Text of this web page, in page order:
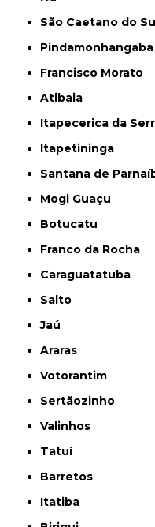
São Caetano do Sul
Pindamonhangaba
Francisco Morato
Atibaia
Itapecerica da
Itapetininga
Santana de
Mogi Guaçu
Botucatu
Franco da Rocha
Caraguatatuba
Salto
Jaú
Araras
Votorantim
Sertãozinho
Valinhos
Tatuí
Barretos
Itatiba